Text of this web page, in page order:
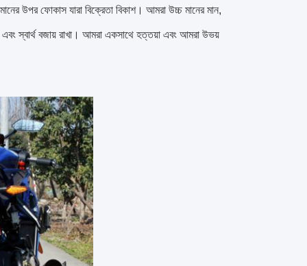
উপর ফোকাস যারা বিক্রেতা বিকাশ। আমরা উচ্চ মানের মান,
স্বার্থ বজায় রাখা। আমরা একসাথে হত্তয়া এবং আমরা উভয়